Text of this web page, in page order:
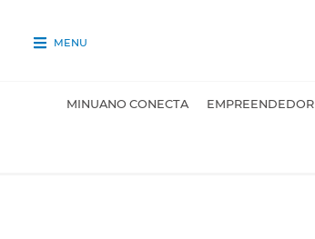
MENU
MINUANO CONECTA EMPREENDEDOR